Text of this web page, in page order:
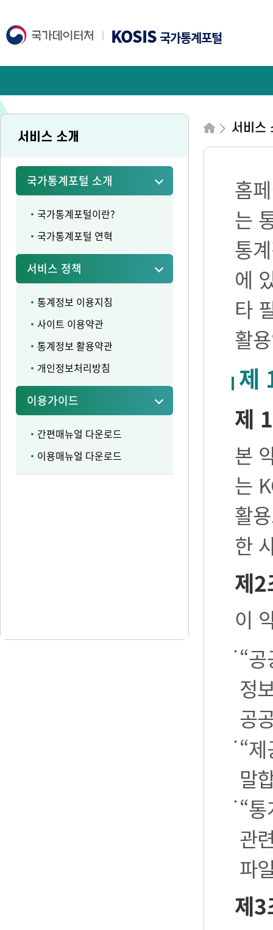
KOSIS국가통계포털
서비스 소개
국가통계포털 소개
국가통계포털이란?
국가통계포털 연혁
서비스 정책
통계정보 이용지침
사이트 이용약관
통계정보 활용약관
개인정보처리방침
이용가이드
간편매뉴얼 다운로드
이용매뉴얼 다운로드
서비스
홈
는
통
에
타
활
제
제
본
는
활
한
제2
이
“
정
공
“
말
“
관
파
제